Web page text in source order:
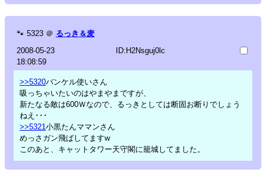
🐾 5323 ＠ るっき＆麦
2008-05-23
18:08:59
ID:H2Nsguj0lc
>>5320バンケル使いさん
吸っちゃいたいのはやまやまですが、
新たなる敵は600Ｗなので、るっきとしては断固お断りでしょう
ねえ･･･
>>5321小黒たんママンさん
めっさガン飛ばしてますw
このあと、キャットタワー天守閣に籠城してました。